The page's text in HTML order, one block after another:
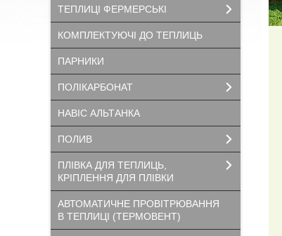
ТЕПЛИЦІ ФЕРМЕРСЬКІ
КОМПЛЕКТУЮЧІ ДО ТЕПЛИЦЬ
ПАРНИКИ
ПОЛІКАРБОНАТ
НАВІС АЛЬТАНКА
ПОЛИВ
ПЛІВКА ДЛЯ ТЕПЛИЦЬ,
КРІПЛЕННЯ ДЛЯ ПЛІВКИ
АВТОМАТИЧНЕ ПРОВІТРЮВАННЯ
В ТЕПЛИЦІ (ТЕРМОВЕНТ)